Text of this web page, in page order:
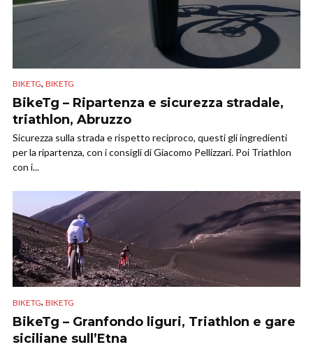
BIKETG, BIKETG
BikeTg – Ripartenza e sicurezza stradale,
triathlon, Abruzzo
Sicurezza sulla strada e rispetto reciproco, questi gli ingredienti
per la ripartenza, con i consigli di Giacomo Pellizzari. Poi Triathlon
con i...
BIKETG, BIKETG
BikeTg – Granfondo liguri, Triathlon e gare
siciliane sull’Etna